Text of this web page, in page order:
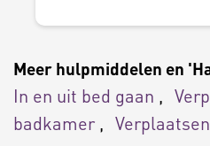
Meer hulpmiddelen en
In en uit bed gaan
badkamer